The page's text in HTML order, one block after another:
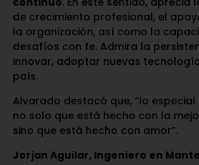
de crecimiento profesional, el
la organización, así como la
desafíos con fe. Admira la
innovar, adoptar nuevas
país.
Alvarado destacó que, “lo
no solo que está hecho con la
sino que está hecho con amor”.
Jorjan Aguilar, Ingeniero en